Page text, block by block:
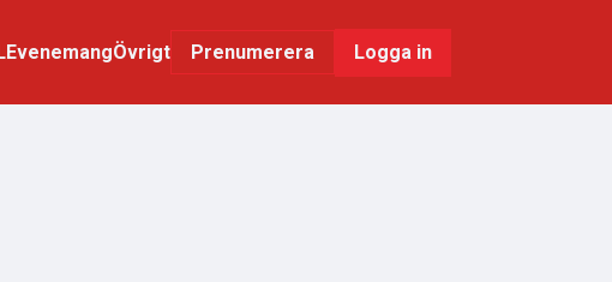
EvenemangÖvrigt Prenumerera Logga in